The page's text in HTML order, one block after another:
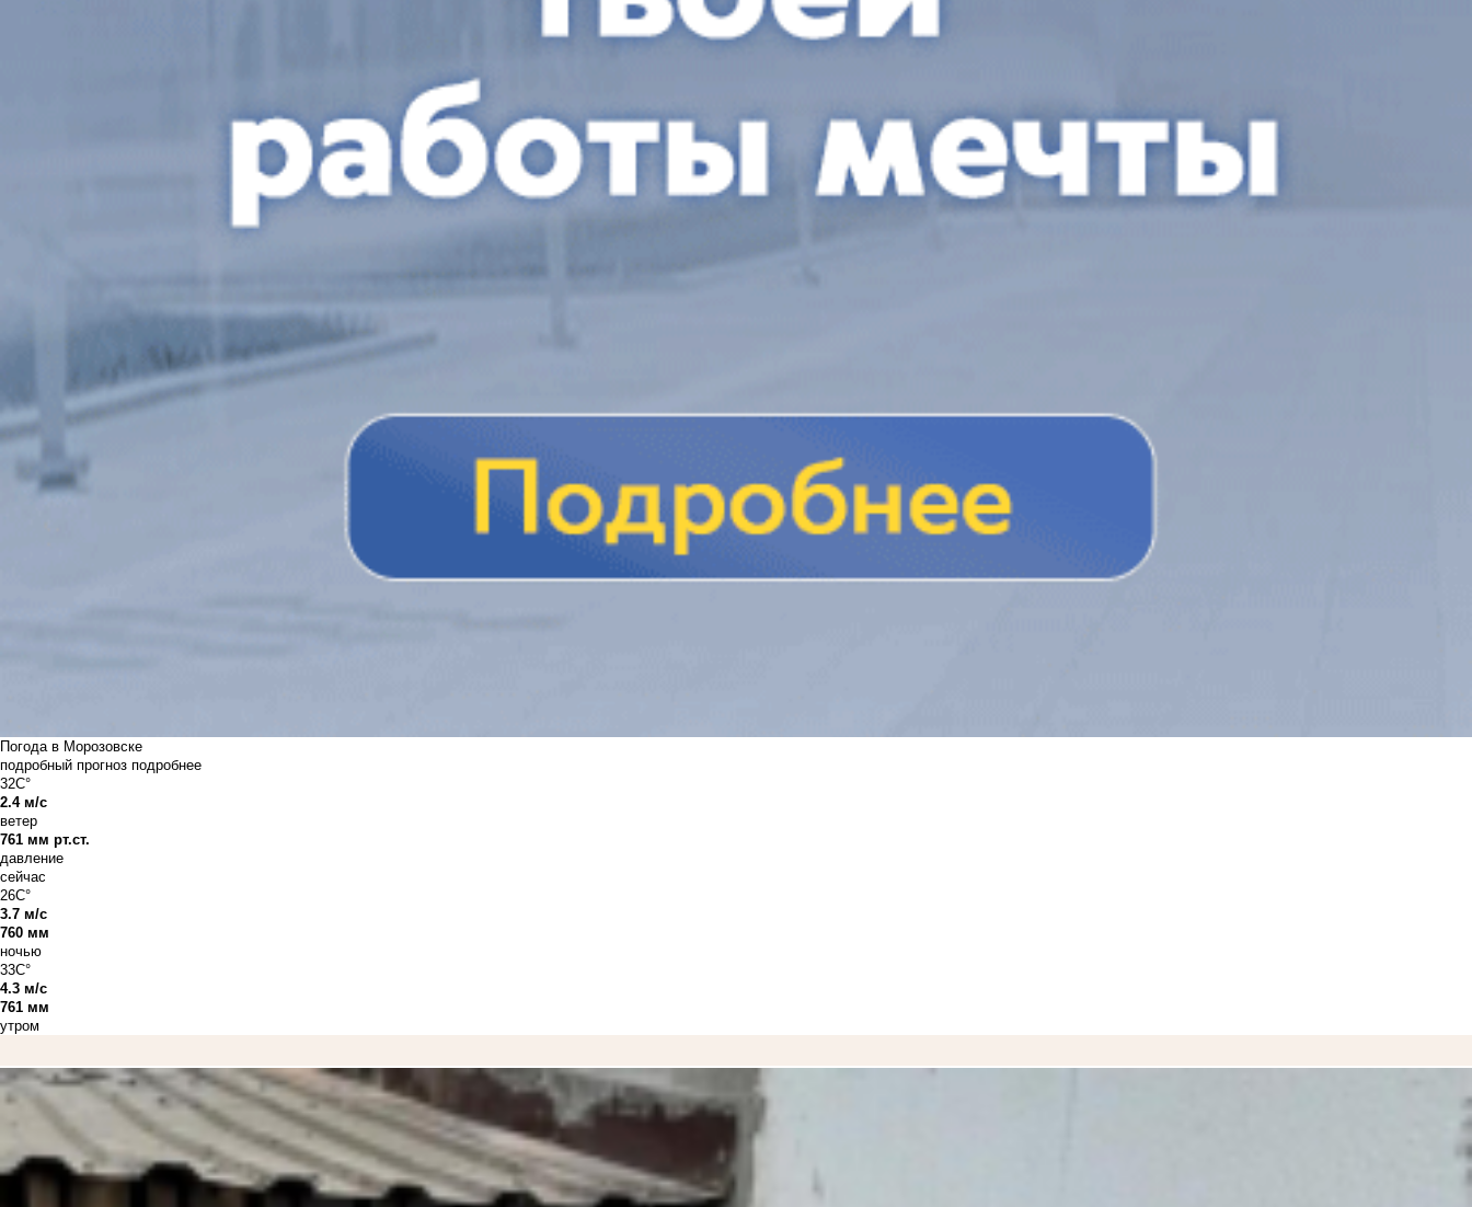
Погода в Морозовске
подробный прогноз подробнее
32C°
2.4 м/с
ветер
761 мм рт.ст.
давление
сейчас
26C°
3.7 м/с
760 мм
ночью
33C°
4.3 м/с
761 мм
утром